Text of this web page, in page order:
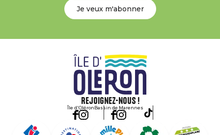
Je veux m'abonner
Rejoignez-nous !
Île d'OléronBassin de Marennes